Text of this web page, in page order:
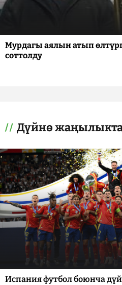
Мурдагы аялын атып
соттолду
Дүйнө
Испания футбол боюнча